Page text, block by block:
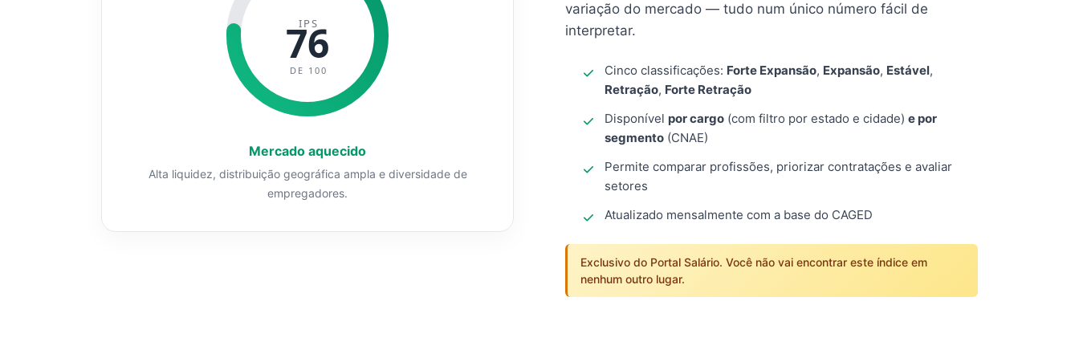
variação do mercado — tudo num único número fácil de
interpretar.
Cinco classificações: Forte Expansão, Expansão, Estável,
Retração, Forte Retração
Disponível por cargo (com filtro por estado e cidade) e por
segmento (CNAE)
Permite comparar profissões, priorizar contratações e avaliar
setores
Atualizado mensalmente com a base do CAGED
Exclusivo do Portal Salário. Você não vai encontrar este índice em
nenhum outro lugar.
IPS
76
DE 100
Mercado aquecido
Alta liquidez, distribuição geográfica ampla e diversidade de
empregadores.